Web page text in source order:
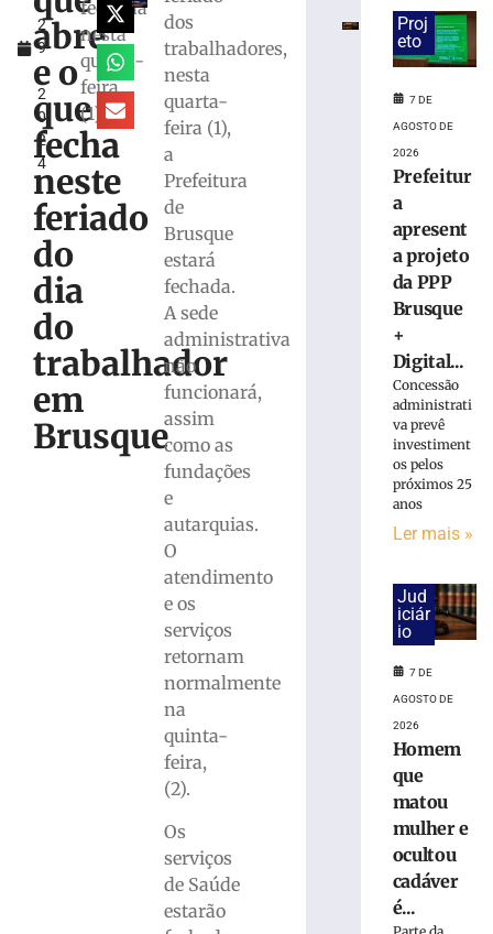
2
9
,
2
0
2
4
abre
e o
que
fecha
neste
feriado
do
dia
do
trabalhador
em
Brusque
fechada
nesta
quarta-
feira
(1)
dos
trabalhadores,
nesta
quarta-
feira (1),
a
Prefeitura
de
Brusque
estará
fechada.
A sede
administrativa
não
funcionará,
assim
como as
fundações
e
autarquias.
O
atendimento
e os
serviços
retornam
normalmente
na
quinta-
feira,
(2).
Os
serviços
de Saúde
estarão
PPP
Brusque
Digital
modernização
infraestrutura
urbana
Trecho
Avenida
Carlos
interdição
Proj
eto
7 DE
AGOSTO DE
2026
Prefeitur
a
apresent
a projeto
da PPP
Brusque
+
Digital...
Concessão
administrati
va prevê
investiment
os pelos
próximos 25
anos
Ler mais »
Jud
iciár
io
7 DE
AGOSTO DE
2026
Homem
que
matou
mulher e
ocultou
cadáver
é...